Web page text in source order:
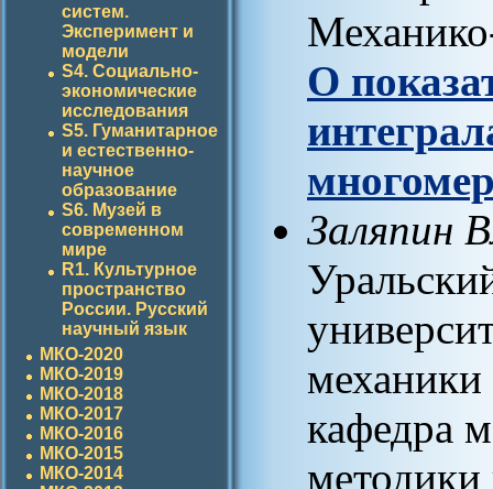
систем.
Эксперимент и
модели
S4. Социально-
экономические
исследования
S5. Гуманитарное
и естественно-
научное
образование
S6. Музей в
современном
мире
R1. Культурное
пространство
России. Русский
научный язык
МКО-2020
МКО-2019
МКО-2018
МКО-2017
МКО-2016
МКО-2015
МКО-2014
О
Заляпин
кафедра
методики